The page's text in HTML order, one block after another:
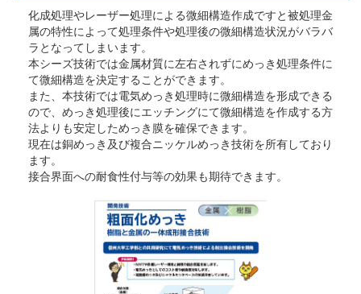
化成処理やレーザー処理による微細構造作成ですと被処理金
属の特性によって処理条件や処理後の微細構造状況がバラバ
ラとなってしまいます。
本シーズ技術では金属材質に左右されずにめっき処理条件に
て微細構造を決定することができます。
また、本技術では電気めっき処理時に微細構造を形成できる
ので、めっき処理後にエッチングにて微細構造を作成する方
法よりも安定しためっき膜を確保できます。
現在は銅めっき及び複合ニッケルめっき技術を所有しており
ます。
接合界面への耐食性付与等の効果も期待できます。